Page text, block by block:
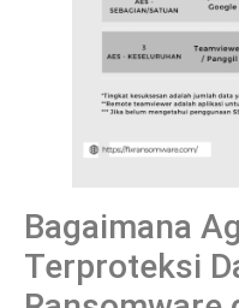
Bagaimana
Terproteksi